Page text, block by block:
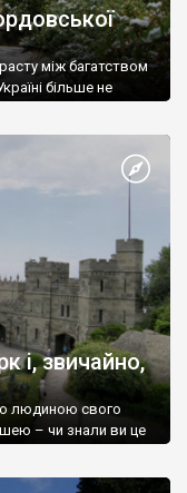
між багатством
більше не
і, звичайно,
людиною свого
– чи знали ви це